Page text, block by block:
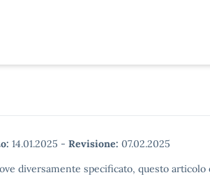
14.01.2025 - Revisione: 07.02.2025
diversamente specificato, questo